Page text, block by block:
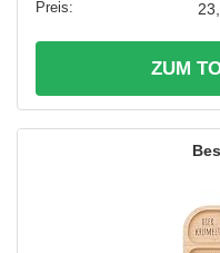
ZUM